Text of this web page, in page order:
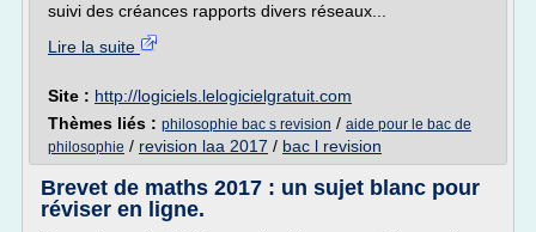
suivi des créances rapports divers réseaux...
Lire la suite
Site : http://logiciels.lelogicielgratuit.com
Thèmes liés : philosophie bac s revision / aide pour le bac de
philosophie / revision laa 2017 / bac l revision
Brevet de maths 2017 : un sujet blanc pour
réviser en ligne.